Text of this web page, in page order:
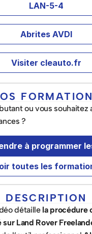
LAN-5-4
Abrites AVDI
Visiter cleauto.fr
ou vous souhaitez
?
à programmer
toutes les
DESCRIPTION
détaille la procédure
sur Land Rover